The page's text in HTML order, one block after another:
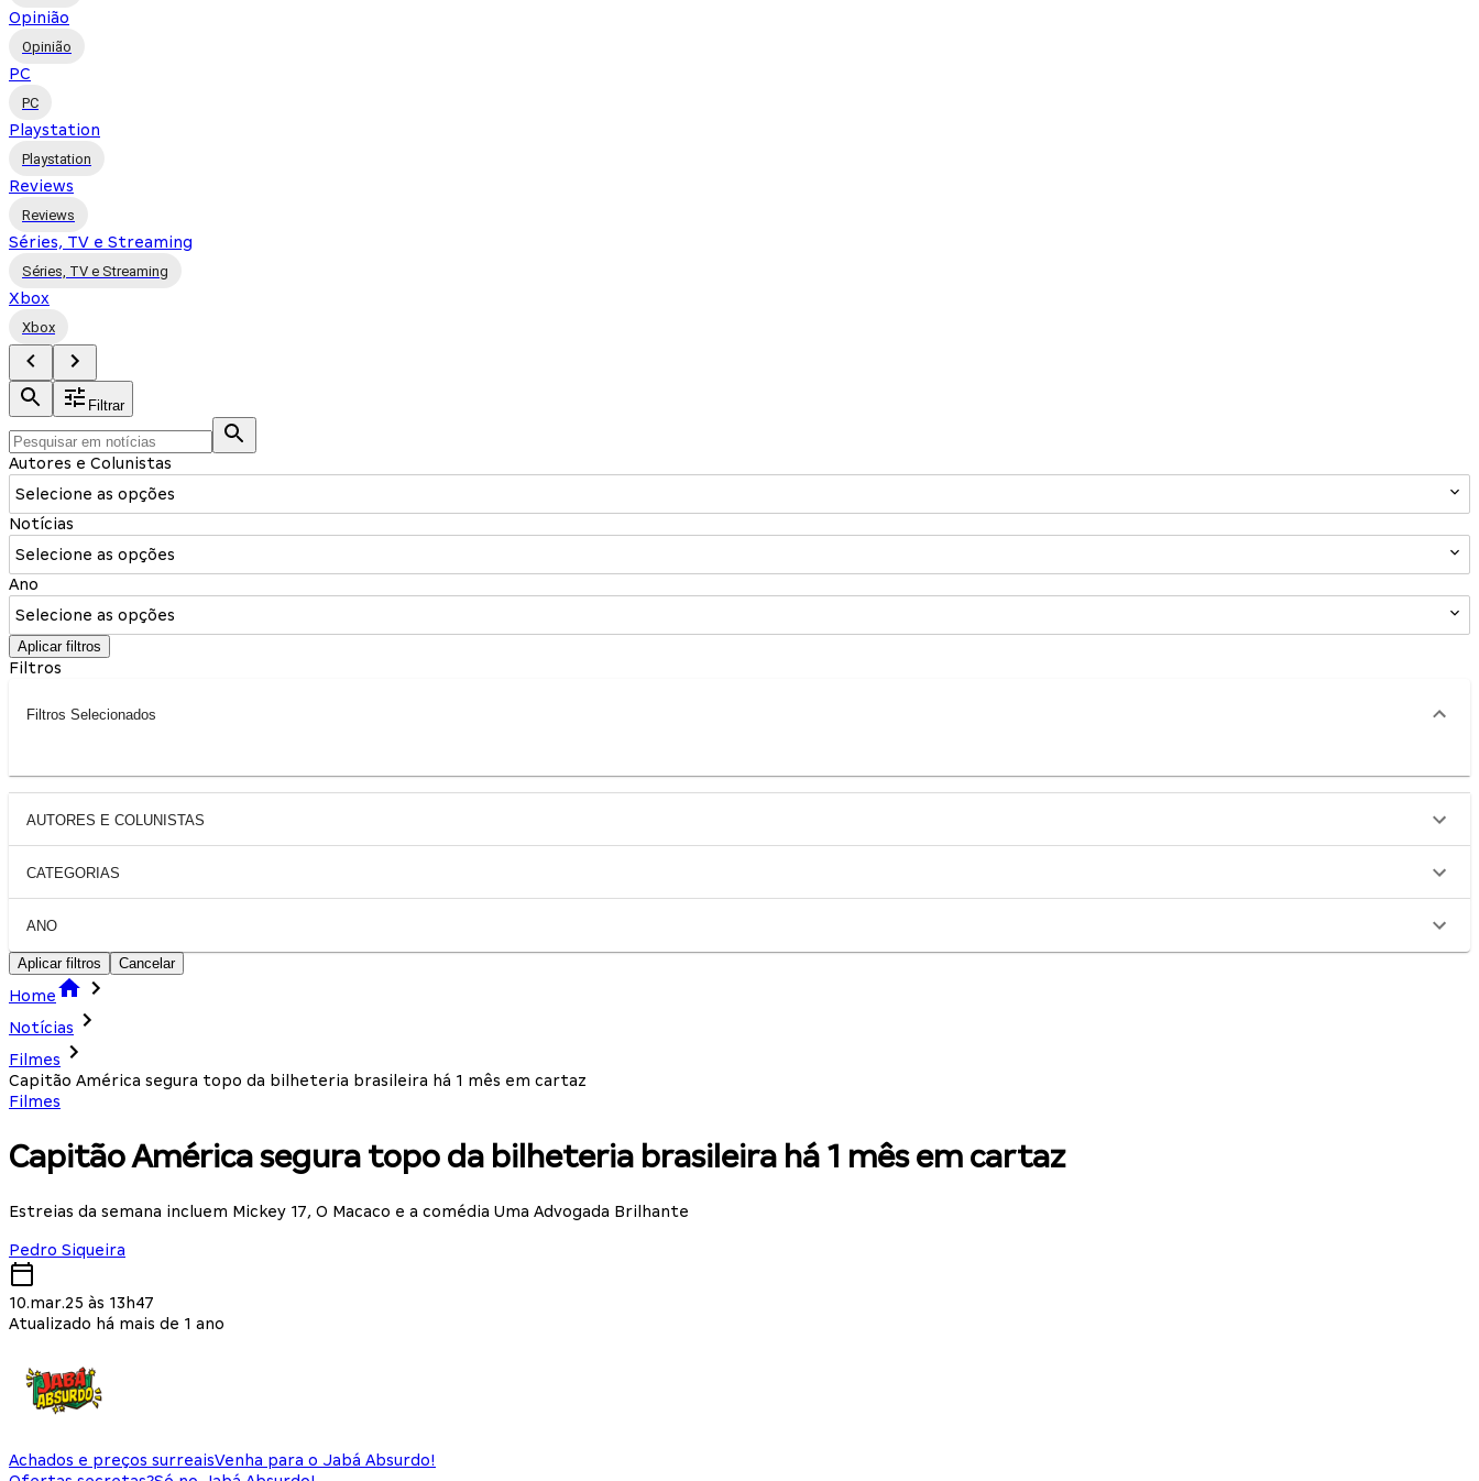
Opinião
Opinião
PC
PC
Playstation
Playstation
Reviews
Reviews
Séries, TV e Streaming
Séries, TV e Streaming
Xbox
Xbox
Filtrar
Autores e Colunistas
Selecione as opções
Notícias
Selecione as opções
Ano
Selecione as opções
Aplicar filtros
Filtros
Filtros Selecionados
AUTORES E COLUNISTAS
CATEGORIAS
ANO
Aplicar filtros Cancelar
Home
Notícias
Filmes
Capitão América segura topo da bilheteria brasileira há 1 mês em cartaz
Filmes
Capitão América segura topo da bilheteria brasileira há 1 mês em cartaz
Estreias da semana incluem Mickey 17, O Macaco e a comédia Uma Advogada Brilhante
Pedro Siqueira
10.mar.25 às 13h47
Atualizado há mais de 1 ano
Achados e preços surreaisVenha para o Jabá Absurdo!